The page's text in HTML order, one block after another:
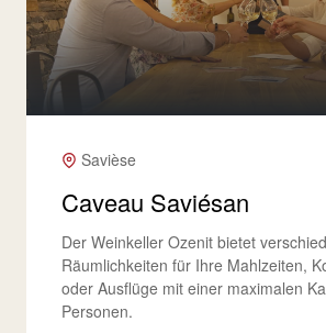
Savièse
Caveau Saviésan
Der Weinkeller Ozenit bietet
Räumlichkeiten für Ihre Mahlzeiten,
oder Ausflüge mit einer maximalen
Personen.